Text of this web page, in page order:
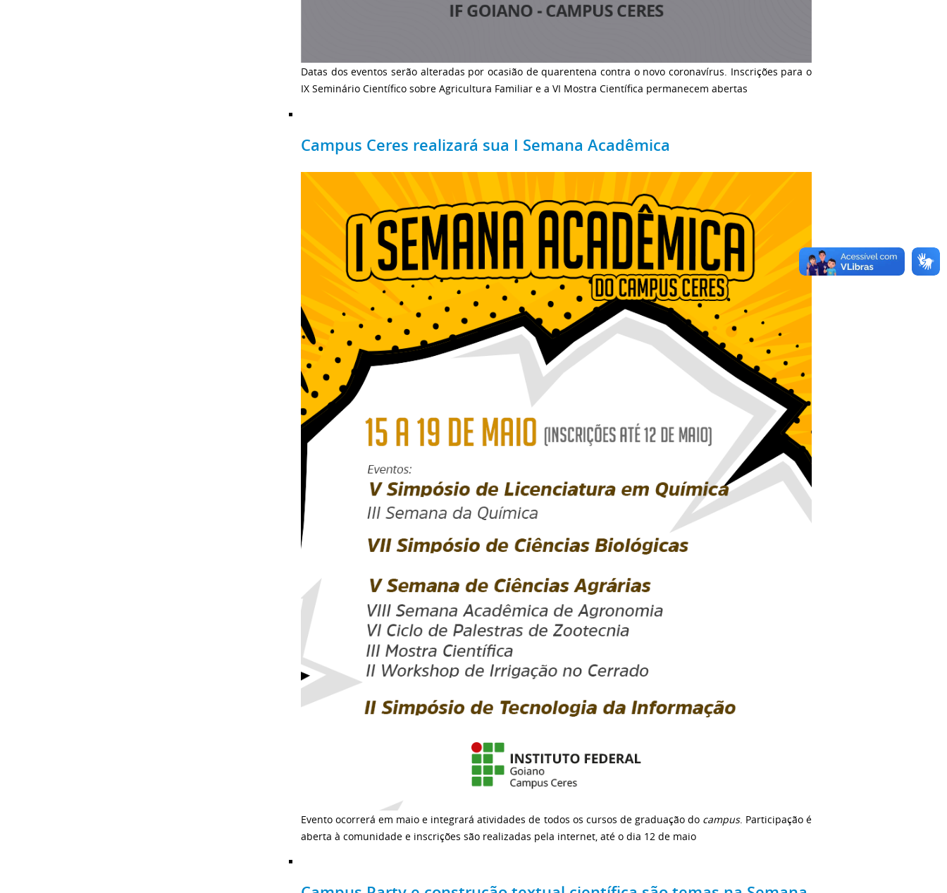
Datas dos eventos serão alteradas por ocasião de quarentena contra o novo coronavírus. Inscrições para o
IX Seminário Científico sobre Agricultura Familiar e a VI Mostra Científica permanecem abertas
Campus Ceres realizará sua I Semana Acadêmica
Evento ocorrerá em maio e integrará atividades de todos os cursos de graduação do campus. Participação é
aberta à comunidade e inscrições são realizadas pela internet, até o dia 12 de maio